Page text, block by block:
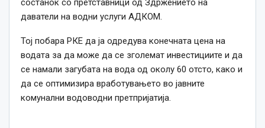
состанок со претставници од Здржението на
даватели на водни услуги АДКОМ.
Тој побара РКЕ да ја одредува конечната цена на
водата за да може да се зголемат инвестициите и да
се намали загубата на вода од околу 60 отсто, како и
да се оптимизира вработувањето во јавните
комунални водоводни претпријатија.